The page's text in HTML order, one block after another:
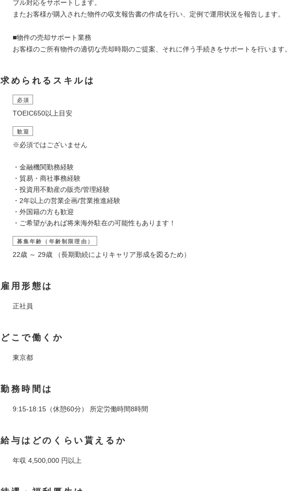
ブル対応をサポートします。
またお客様が購入された物件の収支報告書の作成を行い、定例で運用状況を報告します。
■物件の売却サポート業務
お客様のご所有物件の適切な売却時期のご提案、それに伴う手続きをサポートを行います。
求められるスキルは
必須
TOEIC650以上目安
歓迎
※必須ではございません
・金融機関勤務経験
・貿易・商社事務経験
・投資用不動産の販売/管理経験
・2年以上の営業企画/営業推進経験
・外国籍の方も歓迎
・ご希望があれば将来海外駐在の可能性もあります！
募集年齢（年齢制限理由）
22歳 ～ 29歳 （長期勤続によりキャリア形成を図るため）
雇用形態は
正社員
どこで働くか
東京都
勤務時間は
9:15-18:15（休憩60分） 所定労働時間8時間
給与はどのくらい貰えるか
年収 4,500,000 円以上